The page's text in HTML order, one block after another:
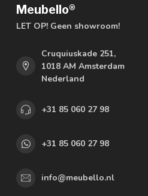
Meubello®
LET OP! Geen showroom!
Cruquiuskade 251,
1018 AM Amsterdam
Nederland
+31 85 060 27 98
+31 85 060 27 98
info@meubello.nl